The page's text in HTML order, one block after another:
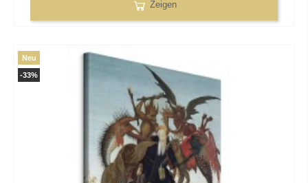
Zeigen
-33%
Neu